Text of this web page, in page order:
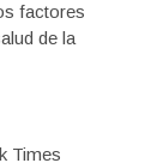
factores
de la
Times